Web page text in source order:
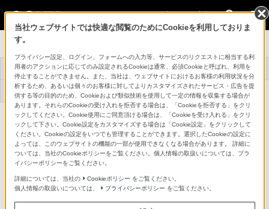
法人のお客様
プロオーディオ
トップ 商品一覧 アクセサリー 事例紹介
機器アップデート
ファームウェア
サポート・お問い合
わせ
デジタルワイヤレストランスミッター
DWT-B30
詳細メニュー
当社ウェブサイトでは快適な閲覧のためにCookieを利用しておりま
す。
プライバシー設定、ログイン、フォームへの入力等、サービスのリクエストに相当する利
用者のアクションに応じてのみ設定されるCookieは通常、必須Cookieと呼ばれ、利用を
停止することができません。また、当社は、ウェブサイトにおけるお客様の利用状況を分
析するため、あるいは個々のお客様に対してよりカスタマイズされたサービス・広告を提
供する等の目的のため、Cookieおよび類似技術を使用して一定の情報を収集する場合が
あります。それらのCookieの受け入れを拒否する場合は、「Cookieを拒否する」をクリ
ックしてください。Cookie使用にご同意頂ける場合は、「Cookieを受け入れる」をクリ
ックして下さい。Cookie設定をカスタマイズする場合は「Cookie設定」をクリックして
ください。Cookieの設定をいつでも管理することができます。選択したCookieの設定に
よっては、このウェブサイトの機能の一部が使用できなくなる場合があります。 詳細に
ついては、当社のCookieポリシーをご覧ください。個人情報の取扱いについては、プラ
イバシーポリシーをご覧ください。
詳細については、当社の Cookieポリシー をご覧ください。
個人情報の取扱いについては、
プライバシーポリシー をご覧ください。